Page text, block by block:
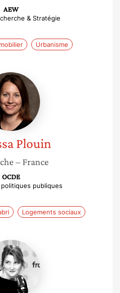
AEW
& Stratégie
Urbanisme
Marissa
Plouin
Plouin
– France
OCDE
publiques
Logements sociaux
Marianne
Auffret